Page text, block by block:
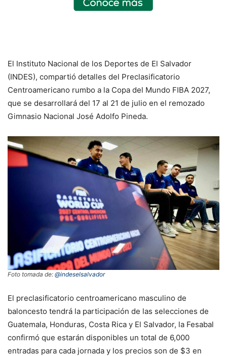
El Instituto Nacional de los Deportes de El Salvador
(INDES), compartió detalles del Preclasificatorio
Centroamericano rumbo a la Copa del Mundo FIBA 2027,
que se desarrollará del 17 al 21 de julio en el remozado
Gimnasio Nacional José Adolfo Pineda.
Foto tomada de: @indeselsalvador
El preclasificatorio centroamericano masculino de
baloncesto tendrá la participación de las selecciones de
Guatemala, Honduras, Costa Rica y El Salvador, la Fesabal
confirmó que estarán disponibles un total de 6,000
entradas para cada jornada y los precios son de $3 en